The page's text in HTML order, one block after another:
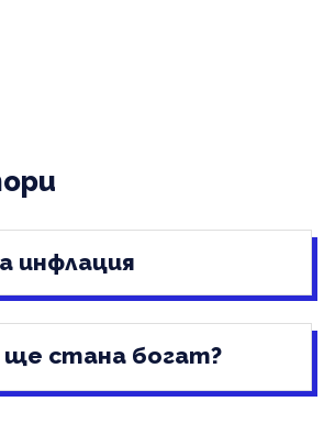
инфлация
ще стана богат?